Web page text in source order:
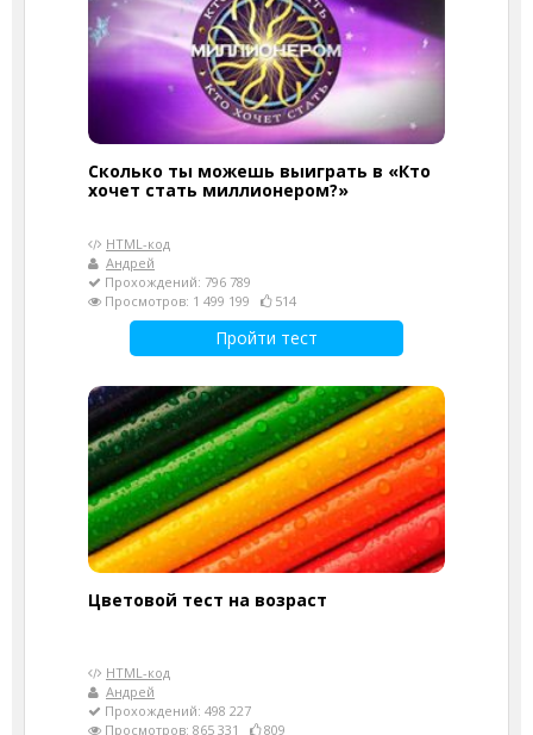
Сколько ты можешь выиграть в «Кто
хочет стать миллионером?»
HTML-код
Андрей
Прохождений: 796 789
Просмотров: 1 499 199
514
Пройти тест
Цветовой тест на возраст
HTML-код
Андрей
Прохождений: 498 227
Просмотров: 865 331
809